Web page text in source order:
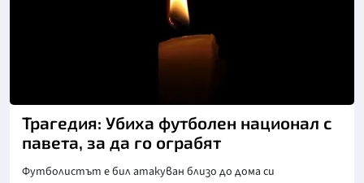
Трагедия: Убиха футболен национал с
павета, за да го ограбят
Футболистът е бил атакуван близо до дома си